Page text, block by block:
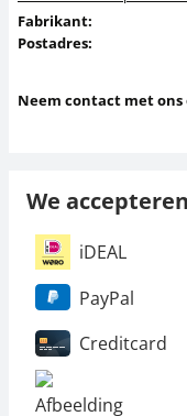
Fabrikant:
Postadres:
Neem contact met ons
We accepteren
iDEAL
PayPal
Creditcard